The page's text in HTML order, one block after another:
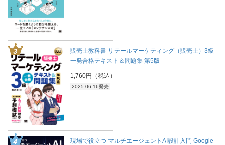
販売士教科書 リテールマーケティング（販売士）3級
一発合格テキスト＆問題集 第5版
1,760円（税込）
2025.06.16発売
現場で役立つ マルチエージェントAI設計入門 Google